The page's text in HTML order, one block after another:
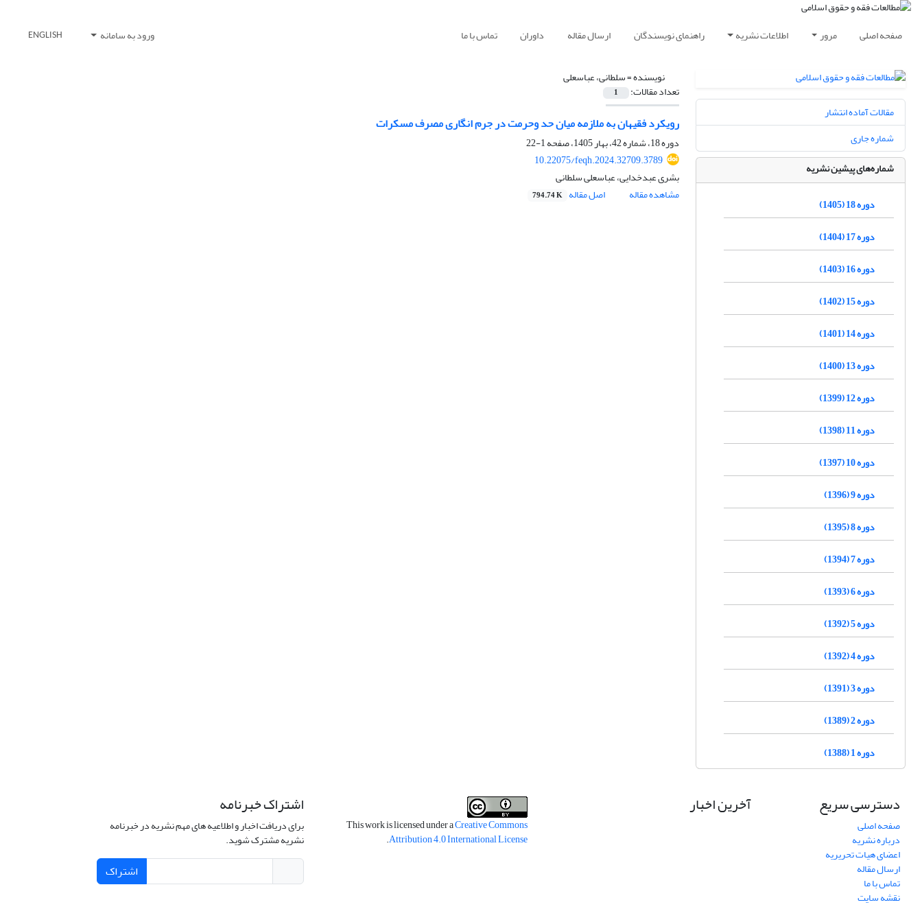
صفحه اصلی مرور اطلاعات نشریه راهنمای نویسندگان ارسال مقاله داوران تماس با ما ورود به سامانه ENGLISH
نویسنده =سلطانی، عباسعلی
تعداد مقالات: 1
رویکرد فقیهان به ملازمه میان حد وحرمت در جرم انگاری مصرف مسکرات
دوره 18، شماره 42، بهار 1405، صفحه
1-22
10.22075/feqh.2024.32709.3789
بشری عبدخدایی، عباسعلی سلطانی
مشاهده مقاله
اصل مقاله 794.74 K
مقالات آماده انتشار
شماره جاری
شماره‌های پیشین نشریه
دوره 18 (1405)
دوره 17 (1404)
دوره 16 (1403)
دوره 15 (1402)
دوره 14 (1401)
دوره 13 (1400)
دوره 12 (1399)
دوره 11 (1398)
دوره 10 (1397)
دوره 9 (1396)
دوره 8 (1395)
دوره 7 (1394)
دوره 6 (1393)
دوره 5 (1392)
دوره 4 (1392)
دوره 3 (1391)
دوره 2 (1389)
دوره 1 (1388)
دسترسی سریع
صفحه اصلی
درباره نشریه
اعضای هیات تحریریه
ارسال مقاله
تماس با ما
نقشه سایت
آخرین اخبار
This work is licensed under aCreative Commons
Attribution 4.0 International License
.
اشتراک خبرنامه
برای دریافت اخبار و اطلاعیه های مهم نشریه در خبرنامه
نشریه مشترک شوید.
اشتراک